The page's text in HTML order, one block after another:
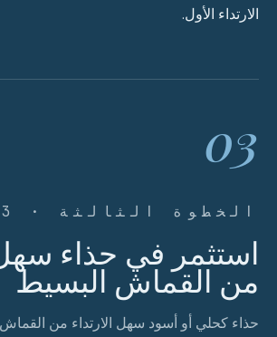
الارتداء الأول.
03
الخطوة الثالثة · 3 دقائق
استثمر في حذاء سهل
من القماش البسيط
حذاء كحلي أو أسود سهل الارتداء من